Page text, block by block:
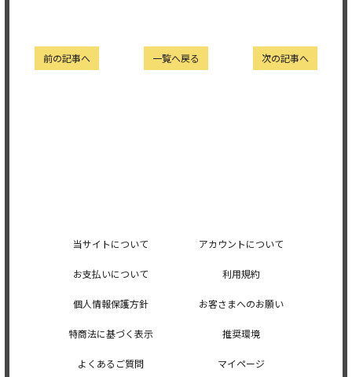
次の記事へ
一覧へ戻る
前の記事へ
当サイトについて アカウントについて
お支払いについて 利用規約
個人情報保護方針 お客さまへのお願い
特商法に基づく表示 推奨環境
よくあるご質問 マイページ